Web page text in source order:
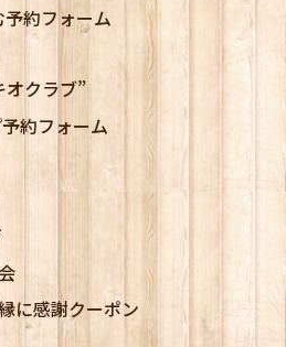
約フォーム
オクラブ”
約フォーム
に感謝クーポン